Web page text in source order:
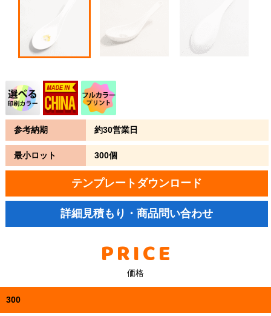
参考納期 約30営業日
最小ロット 300個
テンプレートダウンロード
詳細見積もり・商品問い合わせ
PRICE
価格
300